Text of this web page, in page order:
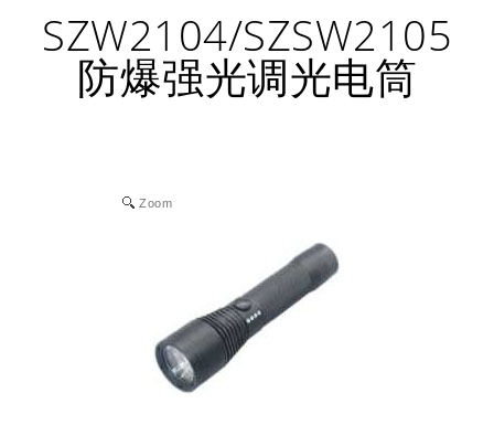
SZW2104/SZSW2105
防爆强光调光电筒
Zoom